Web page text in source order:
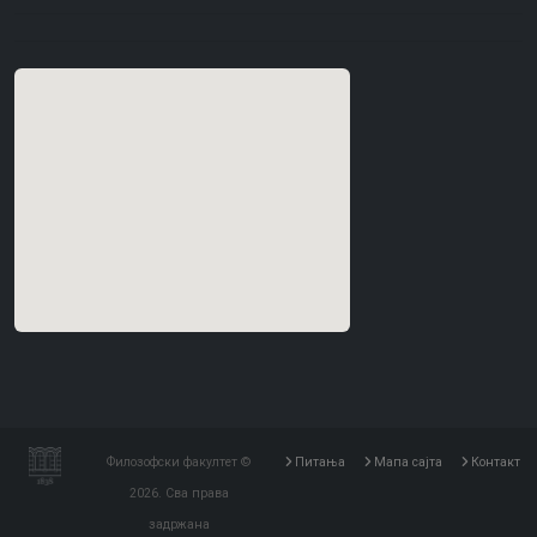
Филозофски факултет ©
2026. Сва права
задржана
Питања Мапа сајта Контакт